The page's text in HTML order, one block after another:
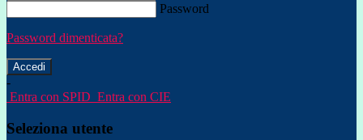
Password
Password dimenticata?
-
Entra con SPID Entra con CIE
Seleziona utente